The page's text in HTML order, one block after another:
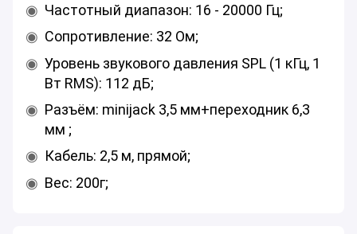
Частотный диапазон: 16 - 20000 Гц;
Сопротивление: 32 Ом;
Уровень звукового давления SPL (1 кГц, 1
Вт RMS): 112 дБ;
Разъём: minijack 3,5 мм+переходник 6,3
мм ;
Кабель: 2,5 м, прямой;
Вес: 200г;